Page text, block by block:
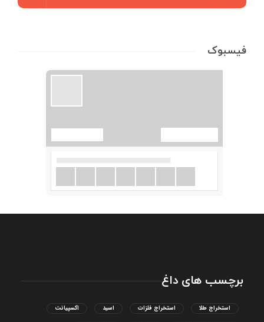
فیسبوک
برچسب های داغ
استخراج طلا استخراج فلزات اسید اکسپیانت